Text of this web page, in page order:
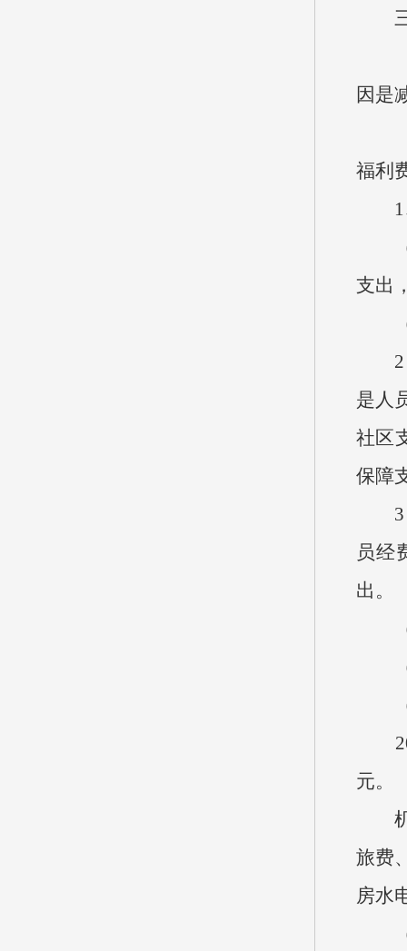
三
因是
福利
1、
（1
支出
（2
2、
是人
社区
保障
3、
员经
出。
（
（
（
元。
机
旅费
房水
（